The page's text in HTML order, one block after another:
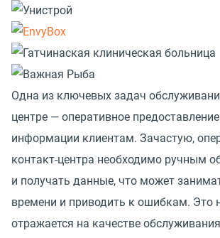
Одна из ключевых задач
центре — оперативное
информации клиентам. Зачастую,
контакт-центра необходимо ручным
и получать данные, что может
времени и приводить к ошибкам. Это
отражается на качестве